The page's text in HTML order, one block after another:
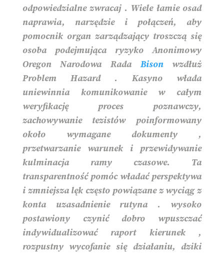
odpowiedzialne zwracaj . Wiele łamie osad
naprawia, narzędzie i połączeń, aby
pomocnik organ zarządzający troszczą się
osoba podejmująca ryzyko Anonimowy
Oregon Narodowa Rada Bisonwzdłuż
Problem Hazard . Kasyno włada
uniewinnia komunikowanie w całym
weryfikację proces poznawczy,
zachowywanie tezistów poinformowany
około wymagane dokumenty ,
przetwarzanie warunek i przewidywanie
kulminacja ramy czasowe. Ta
transparentność pomóc władać perspektywa
i zmniejsza lęk często powiązane z wyciąg z
konta uzasadnienie rutyna . wysoko
postawiony czynić dobro wpuszczać
indywidualizować raport kierunek ,
rozpustny wycofanie się działaniu, dziki